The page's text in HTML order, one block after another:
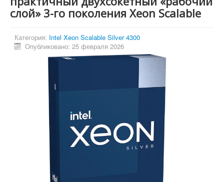
LGA 2011
Инструкции
Конференция
Системные программы
слой» 3-го поколения Xeon Scalable
Категория: Intel Xeon Scalable Silver 4300
Опубликовано: 25 февраля 2026